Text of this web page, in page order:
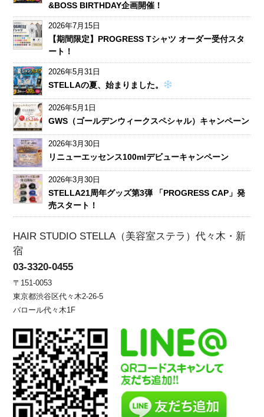
&BOSS BIRTHDAY企画開催！
2026年7月15日
【期間限定】PROGRESS Tシャツ オーダー受付スタ
ート！
2026年5月31日
STELLAの夏、始まりました。
2026年5月1日
GWS（ゴールデンウィークスペシャル）キャンペーン
2026年3月30日
リニューエッセンス100mlデビューキャンペーン
2026年3月30日
STELLA21周年グッズ第3弾 「PROGRESS CAP」発
売スタート！
HAIR STUDIO STELLA（美容室ステラ）代々木・新
宿
03-3320-0455
〒151-0053
東京都渋谷区代々木2-26-5
バロール代々木1F